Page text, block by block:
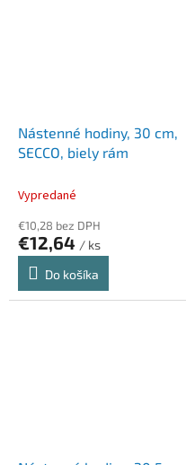
Nástenné hodiny, 30 cm,
SECCO, biely rám
Vypredané
€10,28 bez DPH
€12,64 / ks
Do košíka